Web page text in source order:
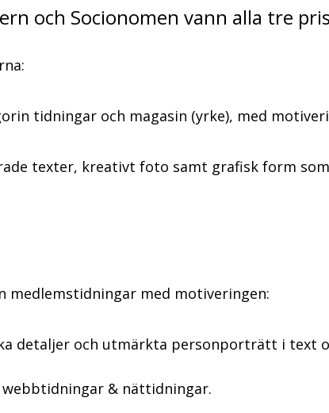
och Socionomen vann alla tre
tidningar och magasin (yrke), med
texter, kreativt foto samt grafisk form
medlemstidningar med motiveringen:
detaljer och utmärkta personporträtt i text
& nättidningar.